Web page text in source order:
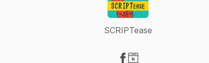
SCRIPTease